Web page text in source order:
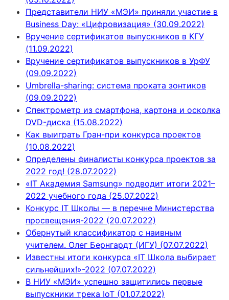
Представители НИУ «МЭИ» приняли участие в
Business Day: «Цифровизация» (30.09.2022)
Вручение сертификатов выпускников в КГУ
(11.09.2022)
Вручение сертификатов выпускников в УрФУ
(09.09.2022)
Umbrella-sharing: система проката зонтиков
(09.09.2022)
Спектрометр из смартфона, картона и осколка
DVD-диска (15.08.2022)
Как выиграть Гран-при конкурса проектов
(10.08.2022)
Определены финалисты конкурса проектов за
2022 год! (28.07.2022)
«IT Академия Samsung» подводит итоги 2021–
2022 учебного года (25.07.2022)
Конкурс IT Школы — в перечне Министерства
просвещения-2022 (20.07.2022)
Обернутый классификатор с наивным
учителем. Олег Бернгардт (ИГУ) (07.07.2022)
Известны итоги конкурса «IT Школа выбирает
сильнейших!»-2022 (07.07.2022)
В НИУ «МЭИ» успешно защитились первые
выпускники трека IoT (01.07.2022)